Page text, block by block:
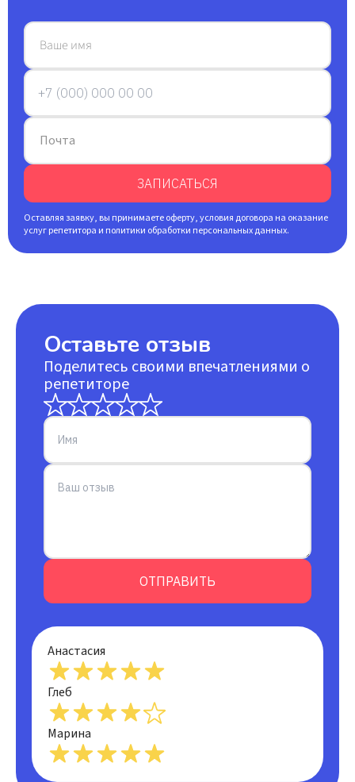
Ваше имя
Почта
ЗАПИСАТЬСЯ
Оставляя заявку, вы принимаете оферту, условия договора на оказание
услуг репетитора и политики обработки персональных данных.
Оставьте отзыв
Поделитесь своими впечатлениями о
репетиторе
ОТПРАВИТЬ
Анастасия
Глеб
Марина